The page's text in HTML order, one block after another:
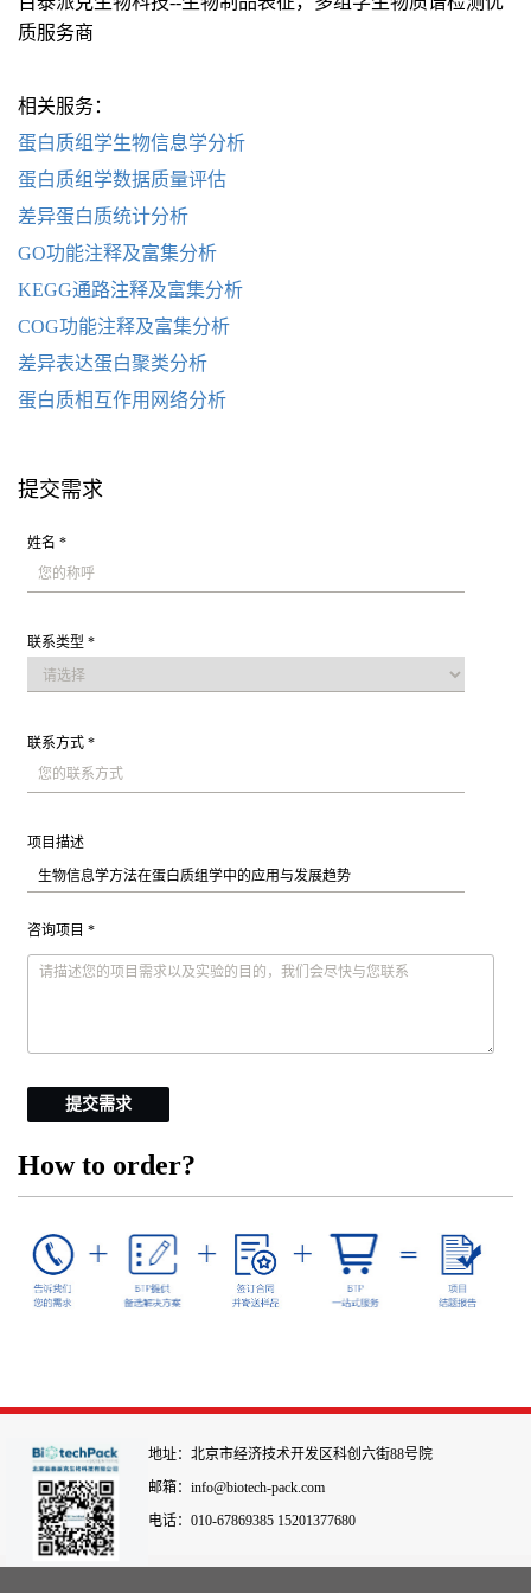
质服务商
相关服务：
蛋白质组学生物信息学分析
蛋白质组学数据质量评估
差异蛋白质统计分析
GO功能注释及富集分析
KEGG通路注释及富集分析
COG功能注释及富集分析
差异表达蛋白聚类分析
蛋白质相互作用网络分析
提交需求
姓名 *
联系类型 *
联系方式 *
项目描述
咨询项目 *
提交需求
How to order?
地址：北京市经济技术开发区科创六街88号院
邮箱：info@biotech-pack.com
电话：010-67869385 15201377680